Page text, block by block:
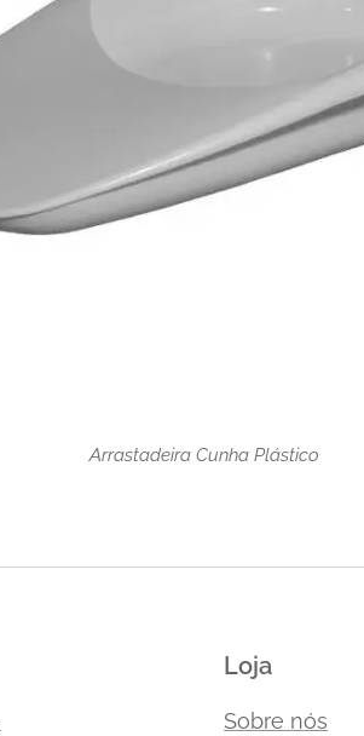
Arrastadeira Cunha Plástico
Loja
Sobre nós